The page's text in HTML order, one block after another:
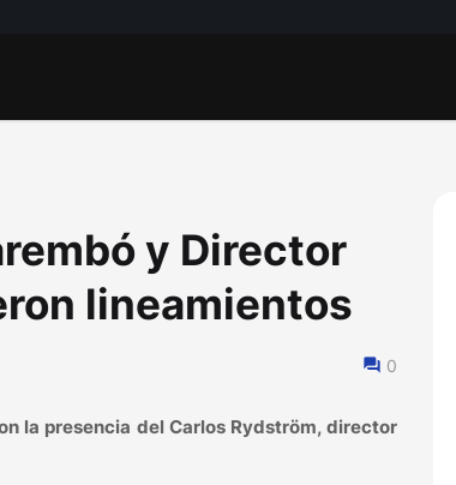
y Director
lineamientos
0
la presencia del Carlos Rydström, director